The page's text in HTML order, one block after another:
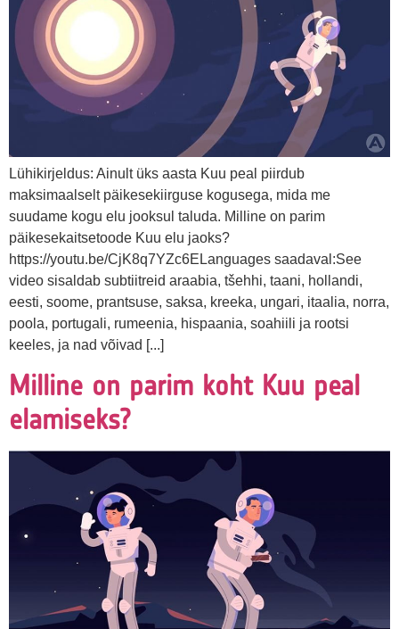
Lühikirjeldus: Ainult üks aasta Kuu peal piirdub
maksimaalselt päikesekiirguse kogusega, mida me
suudame kogu elu jooksul taluda. Milline on parim
päikesekaitsetoode Kuu elu jaoks?
https://youtu.be/CjK8q7YZc6ELanguages saadaval:See
video sisaldab subtiitreid araabia, tšehhi, taani, hollandi,
eesti, soome, prantsuse, saksa, kreeka, ungari, itaalia, norra,
poola, portugali, rumeenia, hispaania, soahiili ja rootsi
keeles, ja nad võivad [...]
Milline on parim koht Kuu peal
elamiseks?